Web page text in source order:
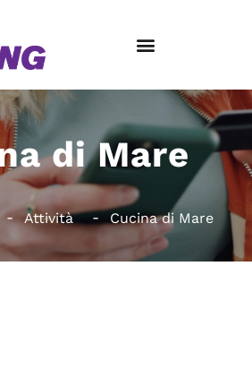
di Mare
Attività Cucina di Mare